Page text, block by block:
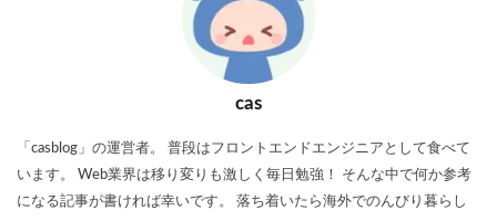
cas
「casblog」の運営者。 普段はフロントエンドエンジニアとして食べて
います。 Web業界は移り変りも激しく毎日勉強！ そんな中で何か参考
になる記事が書ければ幸いです。 落ち着いたら海外でのんびり暮らし